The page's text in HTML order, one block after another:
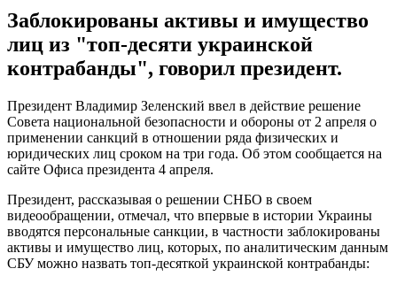
Заблокированы активы и имущество
лиц из "топ-десяти украинской
контрабанды", говорил президент.
Президент Владимир Зеленский ввел в действие решение
Совета национальной безопасности и обороны от 2 апреля о
применении санкций в отношении ряда физических и
юридических лиц сроком на три года. Об этом сообщается на
сайте Офиса президента 4 апреля.
Президент, рассказывая о решении СНБО в своем
видеообращении, отмечал, что впервые в истории Украины
вводятся персональные санкции, в частности заблокированы
активы и имущество лиц, которых, по аналитическим данным
СБУ можно назвать топ-десяткой украинской контрабанды: